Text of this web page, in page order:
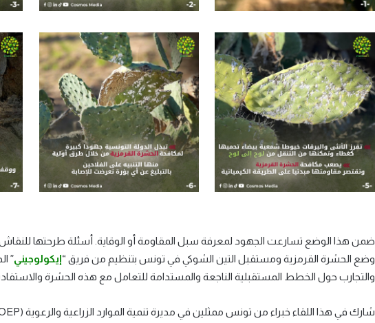
وضع الحشرة القرمزية ومستقبل التين الشوكي في تونس بتنظيم من فريق “إيكولوجيني”
والتجارب حول الخطط المستقبلية الناجعة والمستدامة للتعامل مع هذه الحشرة